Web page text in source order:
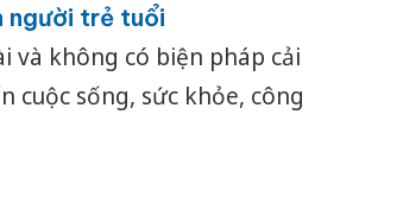
người trẻ tuổi
không có biện pháp cải
cuộc sống, sức khỏe, công